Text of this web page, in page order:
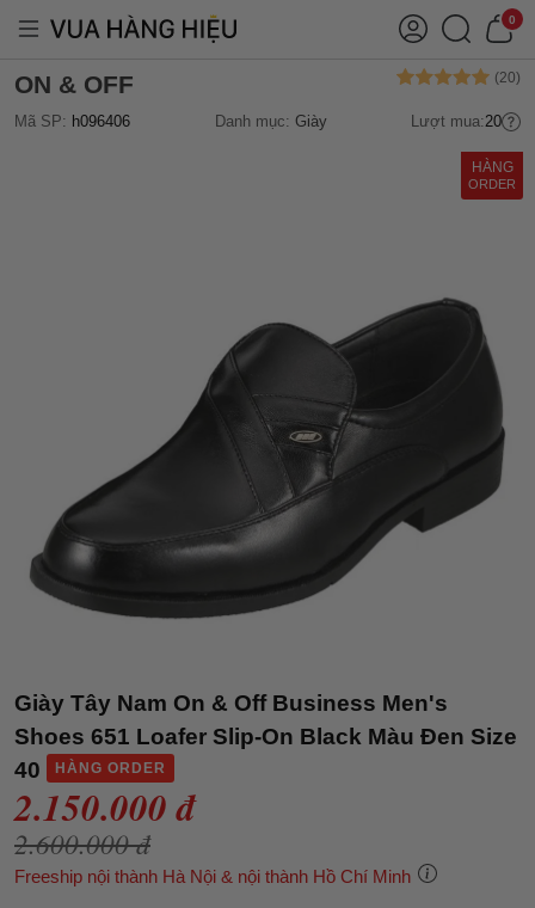
0
ON & OFF
Mã SP: h096406 Danh mục: Giày Lượt mua:20
HÀNG
ORDER
Giày Tây Nam On & Off Business Men's
Shoes 651 Loafer Slip-On Black Màu Đen Size
40
HÀNG ORDER
2.150.000 đ
2.600.000 đ
Freeship nội thành Hà Nội & nội thành Hồ Chí Minh